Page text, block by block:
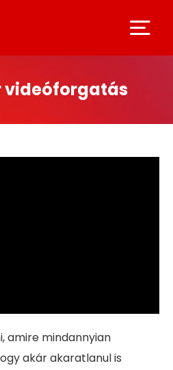
videóforgatás
amire mindannyian
akár akaratlanul is